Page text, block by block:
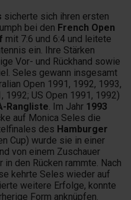
sicherte sich ihren ersten
bei den French Open
mit 7:6 und 6:4 und leitete
ein. Ihre Stärken
Vor- und Rückhand sowie
Seles gewann insgesamt
Open 1991, 1992, 1993,
1992; US Open 1991, 1992)
Rangliste. Im Jahr 1993
auf Monica Seles die
des Hamburger
Cup) wurde sie in einer
von einem Zuschauer
den Rücken rammte. Nach
kehrte Seles wieder auf
weitere Erfolge, konnte
Form anknüpfen.